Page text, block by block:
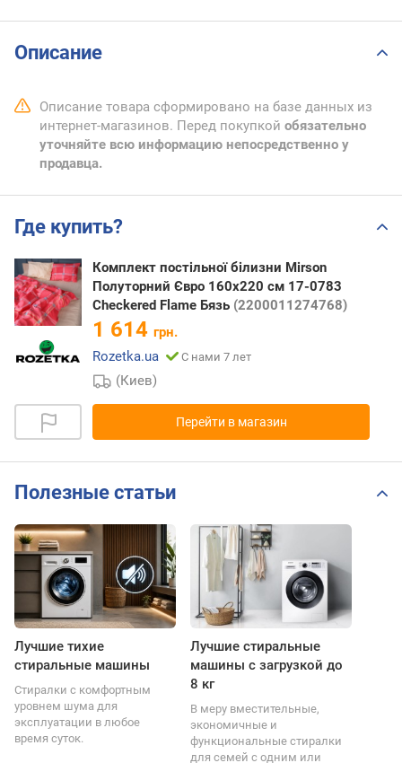
Описание
Описание товара сформировано на базе данных из
интернет-магазинов. Перед покупкой обязательно
уточняйте всю информацию непосредственно у
продавца.
Где купить?
Комплект постільної білизни Mirson
Полуторний Євро 160х220 см 17-0783
Checkered Flame Бязь (2200011274768)
1 614 грн.
Rozetka.ua
С нами 7 лет
(Киев)
Перейти в магазин
Полезные статьи
Лучшие тихие
стиральные машины
Стиралки с комфортным
уровнем шума для
эксплуатации в любое
время суток.
Лучшие стиральные
машины с загрузкой до
8 кг
В меру вместительные,
экономичные и
функциональные стиралки
для семей с одним или